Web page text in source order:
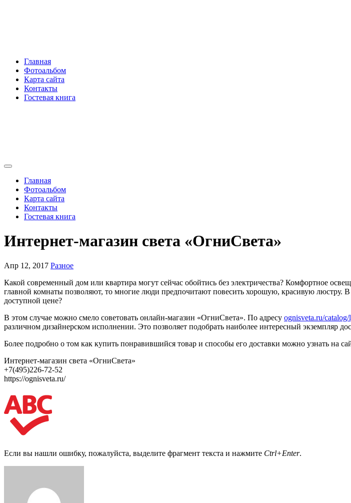
Главная
Фотоальбом
Карта сайта
Контакты
Гостевая книга
Главная
Фотоальбом
Карта сайта
Контакты
Гостевая книга
Интернет-магазин света «ОгниСвета»
Апр 12, 2017 Разное
Какой современный дом или квартира могут сейчас обойтись без электричества? Комфортное
главной комнаты позволяют, то многие люди предпочитают повесить хорошую, красивую люстру.
доступной цене?
В этом случае можно смело советовать онлайн-магазин «ОгниСвета». По адресу ognisveta.ru/
различном дизайнерском исполнении. Это позволяет подобрать наиболее интересный
Более подробно о том как купить понравившийся товар и способы его доставки можно узнать на
Интернет-магазин света «ОгниСвета»
+7(495)226-72-52
https://ognisveta.ru/
Если вы нашли ошибку, пожалуйста, выделите фрагмент текста и нажмите Ctrl+Enter.